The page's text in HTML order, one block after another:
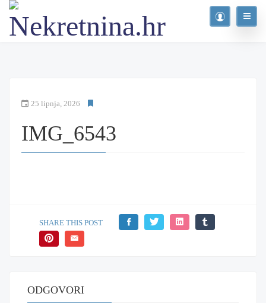
25 lipnja, 2026
IMG_6543
SHARE THIS POST
ODGOVORI